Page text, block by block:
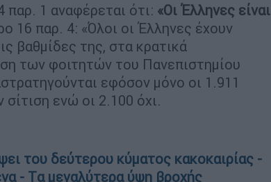
1 αναφέρεται ότι: «Οι Έλληνες είναι
16 παρ. 4: «Όλοι οι Έλληνες έχουν
βαθμίδες της, στα κρατικά
των φοιτητών του Πανεπιστημίου
εφόσον μόνο οι 1.911
ενώ οι 2.100 όχι.
του δεύτερου κύματος κακοκαιρίας -
- Tα μεγαλύτερα ύψη βροχής